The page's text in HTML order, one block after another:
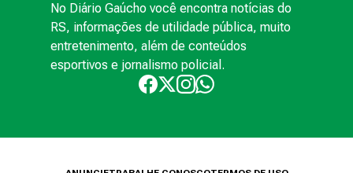
No Diário Gaúcho você encontra notícias do
RS, informações de utilidade pública, muito
entretenimento, além de conteúdos
esportivos e jornalismo policial.